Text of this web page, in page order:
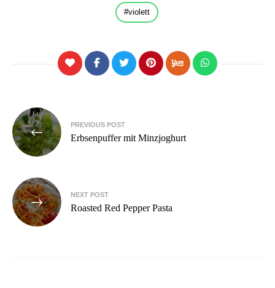
violett
Beitragsnavigation
PREVIOUS POST
Erbsenpuffer mit Minzjoghurt
NEXT POST
Roasted Red Pepper Pasta